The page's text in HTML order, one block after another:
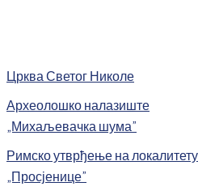
Црква Светог Николе
Археолошко налазиште
„Михаљевачка шума”
Римско утврђење на локалитету
„Просјенице”